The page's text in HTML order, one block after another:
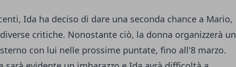
Ida ha deciso di dare una seconda chance a Mario,
critiche. Nonostante ciò, la donna organizzerà un
con lui nelle prossime puntate, fino all'8 marzo.